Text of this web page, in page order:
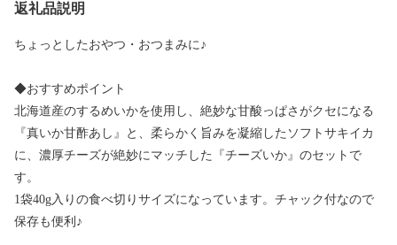
返礼品説明
ちょっとしたおやつ・おつまみに♪
◆おすすめポイント
北海道産のするめいかを使用し、絶妙な甘酸っぱさがクセになる
『真いか甘酢あし』と、柔らかく旨みを凝縮したソフトサキイカ
に、濃厚チーズが絶妙にマッチした『チーズいか』のセットで
す。
1袋40g入りの食べ切りサイズになっています。チャック付なので
保存も便利♪